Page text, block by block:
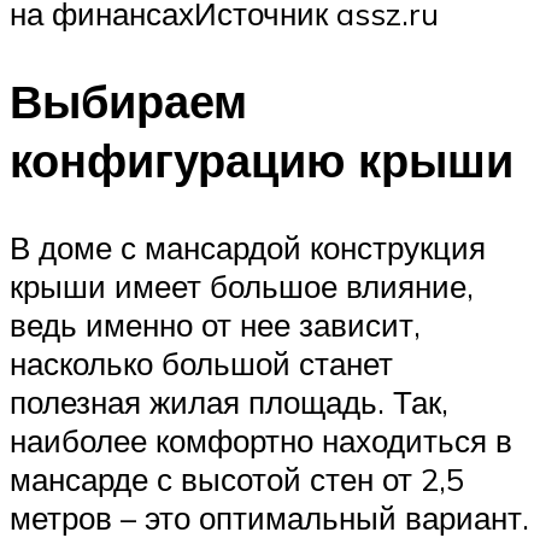
на финансахИсточник assz.ru
Выбираем
конфигурацию крыши
В доме с мансардой конструкция
крыши имеет большое влияние,
ведь именно от нее зависит,
насколько большой станет
полезная жилая площадь. Так,
наиболее комфортно находиться в
мансарде с высотой стен от 2,5
метров – это оптимальный вариант.